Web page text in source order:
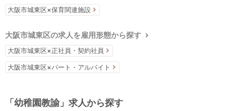
大阪市城東区×保育関連施設
大阪市城東区の求人を雇用形態から探す
大阪市城東区×正社員・契約社員
大阪市城東区×パート・アルバイト
「幼稚園教諭」求人から探す